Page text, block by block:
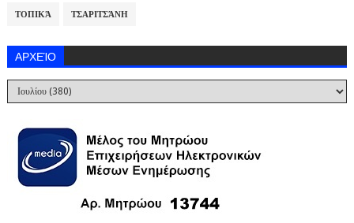
ΤΟΠΙΚΆ ΤΣΑΡΙΤΣΆΝΗ
ΑΡΧΕΊΟ